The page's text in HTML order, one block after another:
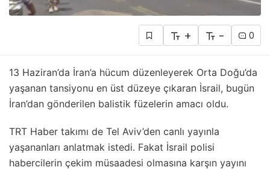
+ - 0
13 Haziran’da İran’a hücum düzenleyerek Orta Doğu’da
yaşanan tansiyonu en üst düzeye çıkaran İsrail, bugün
İran’dan gönderilen balistik füzelerin amacı oldu.
TRT Haber takımı de Tel Aviv’den canlı yayınla
yaşananları anlatmak istedi. Fakat İsrail polisi
habercilerin çekim müsaadesi olmasına karşın yayını